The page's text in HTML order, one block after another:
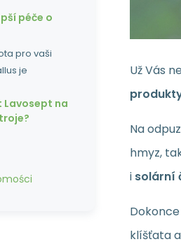
péče o
pro vaši
je
Lavosept na
Už Vás
Na
hmyz,
i solární
klíšťata